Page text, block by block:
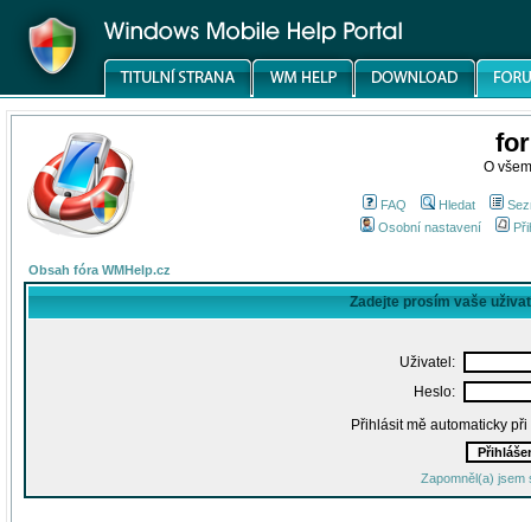
O
FAQ Hledat
Osobní nastavení
Obsah fóra WMHelp.cz
Zadejte prosím vaše
Uživatel:
Heslo:
Přihlásit mě automaticky
Zapomněl(a) jsem